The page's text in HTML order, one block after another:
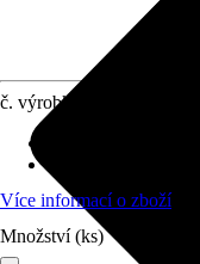
č. výrobku
Více informací o zboží
Množství (ks)